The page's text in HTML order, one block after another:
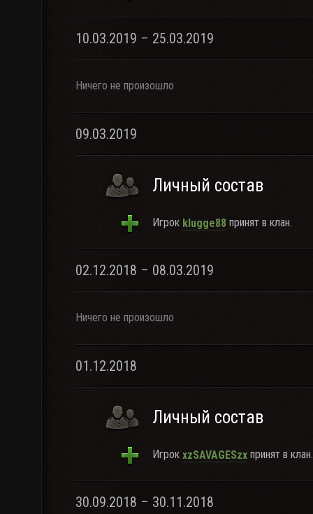
10.03.2019 – 25.03.2019
Ничего не произошло
09.03.2019
Личный состав
Игрок klugge88 принят в клан.
02.12.2018 – 08.03.2019
Ничего не произошло
01.12.2018
Личный состав
Игрок xzSAVAGESzx принят в клан.
30.09.2018 – 30.11.2018